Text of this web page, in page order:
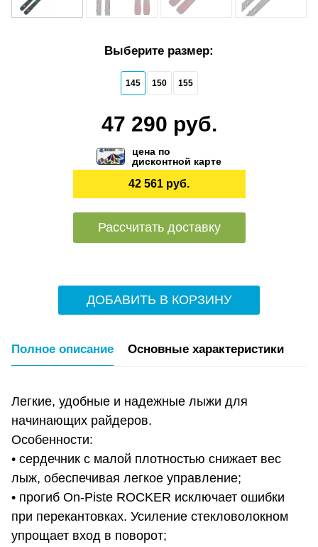
Выберите размер:
145 150 155
47 290 руб.
цена по
дисконтной карте
42 561 руб.
Рассчитать доставку
ДОБАВИТЬ В КОРЗИНУ
Полное описание Основные характеристики
Легкие, удобные и надежные лыжи для
начинающих райдеров.
Особенности:
• сердечник с малой плотностью снижает вес
лыж, обеспечивая легкое управление;
• прогиб On-Piste ROCKER исключает ошибки
при перекантовках. Усиление стекловолокном
упрощает вход в поворот;